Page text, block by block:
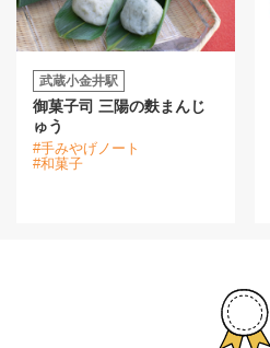
武蔵小金井駅
御菓子司 三陽の麩まんじ
ゅう
#手みやげノート
#和菓子